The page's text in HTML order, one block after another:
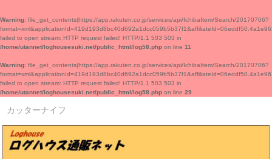
Warning: file_get_contents(https://app.rakuten.co.jp/services/api/IchibaItem/Search/20170706?
failed to open stream: HTTP request failed! HTTP/1.1 503 503 in
/home/utannet/loghousesuki.net/public_html/log58.php on line 11
Warning: file_get_contents(https://app.rakuten.co.jp/services/api/IchibaItem/Search/20170706?
failed to open stream: HTTP request failed! HTTP/1.1 503 503 in
/home/utannet/loghousesuki.net/public_html/log58.php on line 29
カッターナイフ